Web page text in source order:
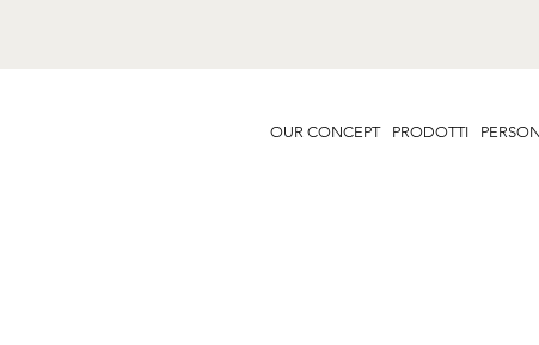
OUR CONCEPT PRODOTTI